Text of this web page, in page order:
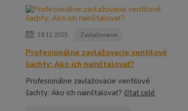
18.11.2025 Zavlažovanie
Profesionálne zavlažovacie ventilové
šachty: Ako ich nainštalovať?
Profesionálne zavlažovacie ventilové
šachty: Ako ich nainštalovať? čítať celé